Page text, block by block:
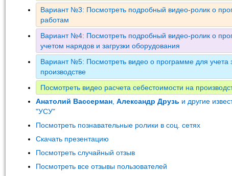
Вариант №3: Посмотреть подробный видео-ролик о
работам
Вариант №4: Посмотреть подробный видео-ролик о
учетом нарядов и загрузки оборудования
Вариант №5: Посмотреть видео о программе для учета
производстве
Посмотреть видео расчета себестоимости на
Анатолий Вассерман Александр Друзь и другие
"УСУ"
Посмотреть познавательные ролики в соц. сетях
Скачать презентацию
Посмотреть случайный отзыв
Посмотреть все отзывы пользователей